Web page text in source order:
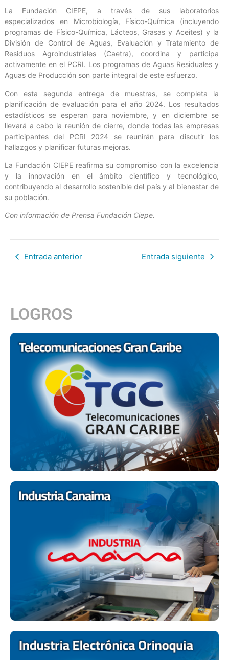
La Fundación CIEPE, a través de sus laboratorios
especializados en Microbiología, Físico-Química (incluyendo
programas de Físico-Química, Lácteos, Grasas y Aceites) y la
División de Control de Aguas, Evaluación y Tratamiento de
Residuos Agroindustriales (Caetra), coordina y participa
activamente en el PCRI. Los programas de Aguas Residuales y
Aguas de Producción son parte integral de este esfuerzo.
Con esta segunda entrega de muestras, se completa la
planificación de evaluación para el año 2024. Los resultados
estadísticos se esperan para noviembre, y en diciembre se
llevará a cabo la reunión de cierre, donde todas las empresas
participantes del PCRI 2024 se reunirán para discutir los
hallazgos y planificar futuras mejoras.
La Fundación CIEPE reafirma su compromiso con la excelencia
y la innovación en el ámbito científico y tecnológico,
contribuyendo al desarrollo sostenible del país y al bienestar de
su población.
Con información de Prensa Fundación Ciepe.
Entrada anterior Entrada siguiente
LOGROS